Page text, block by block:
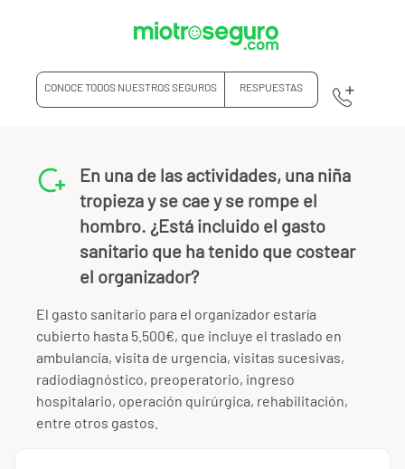
CONOCE TODOS NUESTROS SEGUROS RESPUESTAS
En una de las actividades, una niña
tropieza y se cae y se rompe el
hombro. ¿Está incluido el gasto
sanitario que ha tenido que costear
el organizador?
El gasto sanitario para el organizador estaría
cubierto hasta 5.500€, que incluye el traslado en
ambulancia, visita de urgencia, visitas sucesivas,
radiodiagnóstico, preoperatorio, ingreso
hospitalario, operación quirúrgica, rehabilitación,
entre otros gastos.